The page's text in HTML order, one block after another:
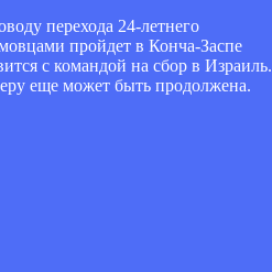
перехода 24-летнего
пройдет в Конча-Заспе
с командой на сбор в Израиль.
еще может быть продолжена.